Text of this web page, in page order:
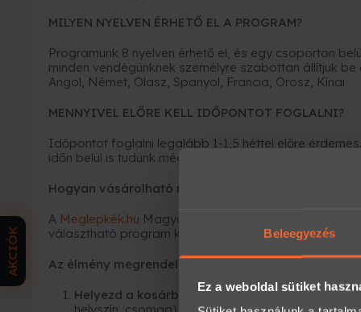
Beleegyezés
Ez a weboldal sütiket
MILYEN NYELVEN ÉRHETŐ EL A PROGRAM?
Programunk 8 nyelven érhető el, és egy csoporton
minden vendégünknek személyre szabottan állítjuk
Angol, Német, Olasz, Spanyol, Francia, Orosz, Kínai
MENNYIVEL ELŐRE KELL IDŐPONTOT FOGLALNI?
Időpontot foglalni legalább 1-1,5 héttel előre
időn belül is tudunk még helyet biztosítani, de ez ritkán
Hogyan vásárolható meg ez az élmény
A Meglepkék.hu Magyarország egyik legnagyobb
választható program közül ajándékozhatsz
Az élmény megrendelése 3 egyszerű lépésből áll:
Helyezd a kosárba az élményt,majd válaszd ki
AKCIÓK